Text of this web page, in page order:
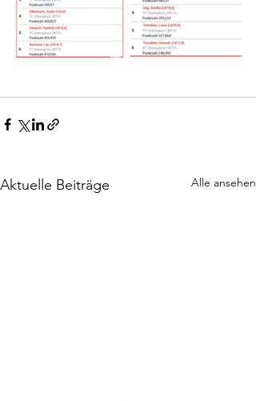
Aktuelle Beiträge Alle ansehen